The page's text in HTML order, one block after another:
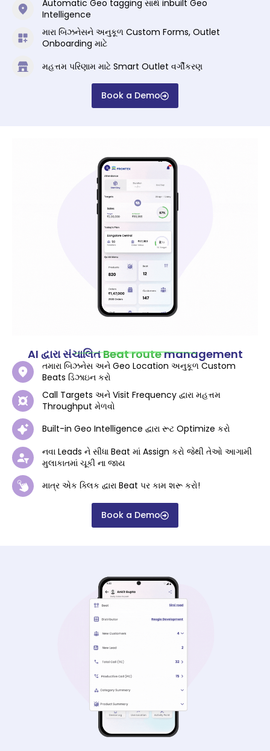
Automatic Geo tagging સાથે inbuilt Geo
Intelligence
મારા બિઝનેસને અનુકૂળ Custom Forms, Outlet
Onboarding માટે
મહત્તમ પરિણામ માટે Smart Outlet વર્ગીકરણ
Book a Demo
AI દ્વારા સંચાલિતBeat routemanagement
તમારા બિઝનેસ અને Geo Location અનુકૂળ Custom
Beats ડિઝાઇન કરો
Call Targets અને Visit Frequency દ્વારા મહત્તમ
Throughput મેળવો
Built-in Geo Intelligence દ્વારા રૂટ Optimize કરો
નવા Leads ને સીધા Beat માં Assign કરો જેથી તેઓ આગામી
મુલાકાતમાં ચૂકી ના જાય
માત્ર એક ક્લિક દ્વારા Beat પર કામ શરૂ કરો!
Book a Demo